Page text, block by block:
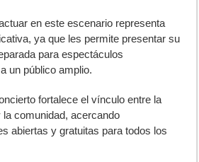
en este escenario representa
ya que les permite presentar su
para espectáculos
un público amplio.
fortalece el vínculo entre la
comunidad, acercando
abiertas y gratuitas para todos los